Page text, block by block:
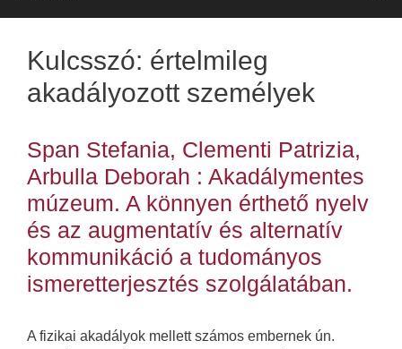
Kulcsszó: értelmileg
akadályozott személyek
Span Stefania, Clementi Patrizia,
Arbulla Deborah : Akadálymentes
múzeum. A könnyen érthető nyelv
és az augmentatív és alternatív
kommunikáció a tudományos
ismeretterjesztés szolgálatában.
A fizikai akadályok mellett számos embernek ún.